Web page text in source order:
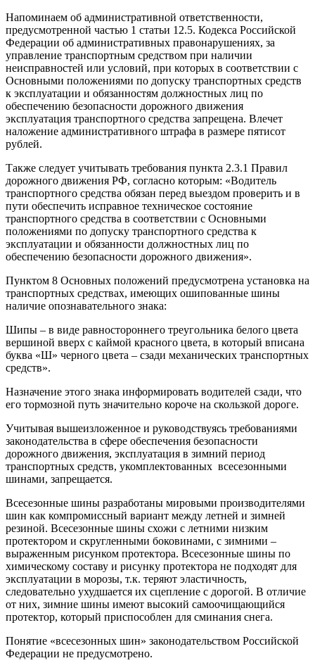
Напоминаем об административной ответственности,
предусмотренной частью 1 статьи 12.5. Кодекса Российской
Федерации об административных правонарушениях, за
управление транспортным средством при наличии
неисправностей или условий, при которых в соответствии с
Основными положениями по допуску транспортных средств
к эксплуатации и обязанностям должностных лиц по
обеспечению безопасности дорожного движения
эксплуатация транспортного средства запрещена. Влечет
наложение административного штрафа в размере пятисот
рублей.
Также следует учитывать требования пункта 2.3.1 Правил
дорожного движения РФ, согласно которым: «Водитель
транспортного средства обязан перед выездом проверить и в
пути обеспечить исправное техническое состояние
транспортного средства в соответствии с Основными
положениями по допуску транспортного средства к
эксплуатации и обязанности должностных лиц по
обеспечению безопасности дорожного движения».
Пунктом 8 Основных положений предусмотрена установка на
транспортных средствах, имеющих ошипованные шины
наличие опознавательного знака:
Шипы – в виде равностороннего треугольника белого цвета
вершиной вверх с каймой красного цвета, в который вписана
буква «Ш» черного цвета – сзади механических транспортных
средств».
Назначение этого знака информировать водителей сзади, что
его тормозной путь значительно короче на скользкой дороге.
Учитывая вышеизложенное и руководствуясь требованиями
законодательства в сфере обеспечения безопасности
дорожного движения, эксплуатация в зимний период
транспортных средств, укомплектованных всесезонными
шинами, запрещается.
Всесезонные шины разработаны мировыми производителями
шин как компромиссный вариант между летней и зимней
резиной. Всесезонные шины схожи с летними низким
протектором и скругленными боковинами, с зимними –
выраженным рисунком протектора. Всесезонные шины по
химическому составу и рисунку протектора не подходят для
эксплуатации в морозы, т.к. теряют эластичность,
следовательно ухудшается их сцепление с дорогой. В отличие
от них, зимние шины имеют высокий самоочищающийся
протектор, который приспособлен для сминания снега.
Понятие «всесезонных шин» законодательством Российской
Федерации не предусмотрено.